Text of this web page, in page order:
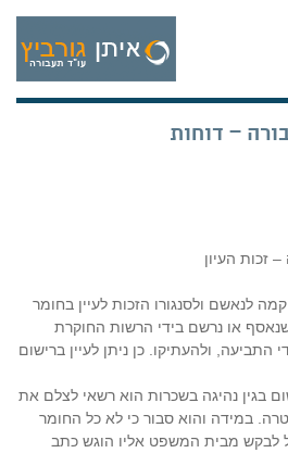
– דוחות
זכות העיון
לנאשם ולסנגורו הזכות לעיין בחומר
או נרשם בידי הרשות החוקרת
התביעה, ולהעתיקו. כן ניתן לעיין ברישום
בגין נהיגה בשכרות הוא רשאי לצלם את
במידה והוא סבור כי לא כל החומר
לבקש מבית המשפט אליו הוגש כתב